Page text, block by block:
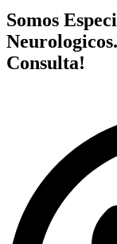
Somos
Neurologicos
Consulta!